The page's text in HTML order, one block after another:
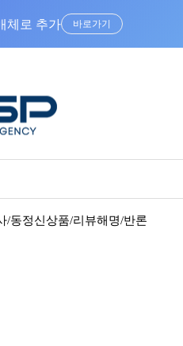
있는 기사를 씁니다”
/동정신상품/리뷰해명/반론